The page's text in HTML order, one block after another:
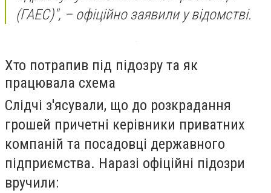
(ГАЕС)", – офіційно заявили у відомстві.
Хто потрапив під підозру та як
працювала схема
Слідчі з'ясували, що до розкрадання
грошей причетні керівники приватних
компаній та посадовці державного
підприємства. Наразі офіційні підозри
вручили: